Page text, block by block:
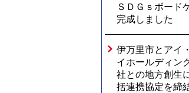
ＳＤＧｓボード
完成しました
伊万里市とアイ
イホールディン
社との地方創生
括連携協定を締